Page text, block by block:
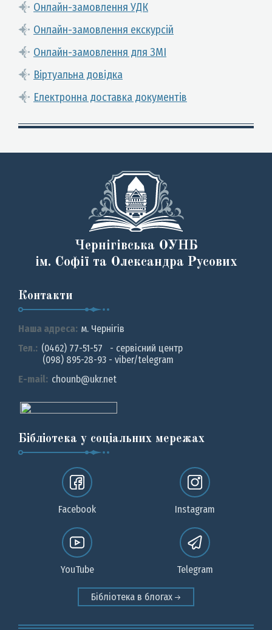
Онлайн-замовлення УДК
Онлайн-замовлення екскурсій
Онлайн-замовлення для ЗМІ
Віртуальна довідка
Електронна доставка документів
Чернігівська ОУНБ
ім. Софії та Олександра Русових
Контакти
Наша адреса: м. Чернiгiв
Тел.: (0462) 77-51-57 - сервісний центр
(098) 895-28-93 - viber/telegram
E-mail: chounb@ukr.net
Бібліотека у соціальних мережах
Facebook Instagram
YouTube Telegram
Бібліотека в блогах